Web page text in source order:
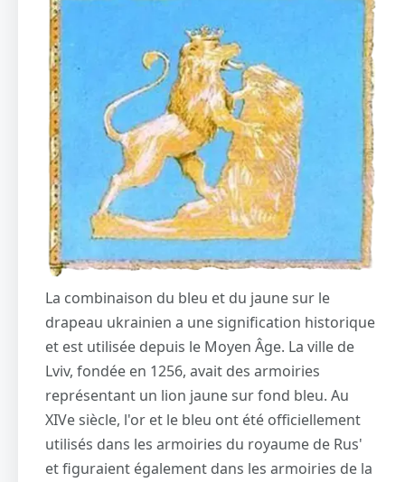
La combinaison du bleu et du jaune sur le
drapeau ukrainien a une signification historique
et est utilisée depuis le Moyen Âge. La ville de
Lviv, fondée en 1256, avait des armoiries
représentant un lion jaune sur fond bleu. Au
XIVe siècle, l'or et le bleu ont été officiellement
utilisés dans les armoiries du royaume de Rus'
et figuraient également dans les armoiries de la